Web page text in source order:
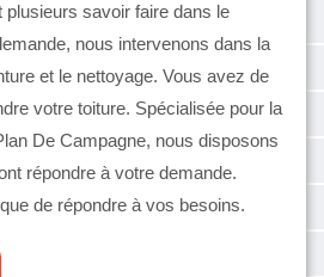
savoir faire dans le
nous intervenons dans la
et le nettoyage. Vous avez de
votre toiture. Spécialisée pour la
De Campagne, nous disposons
répondre à votre demande.
de répondre à vos besoins.